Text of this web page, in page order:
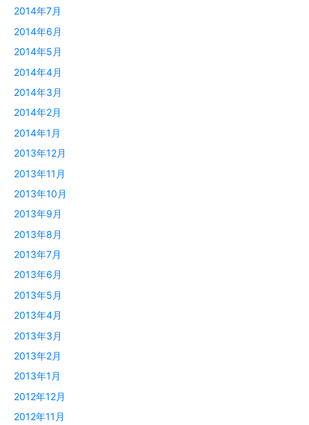
2014年7月
2014年6月
2014年5月
2014年4月
2014年3月
2014年2月
2014年1月
2013年12月
2013年11月
2013年10月
2013年9月
2013年8月
2013年7月
2013年6月
2013年5月
2013年4月
2013年3月
2013年2月
2013年1月
2012年12月
2012年11月